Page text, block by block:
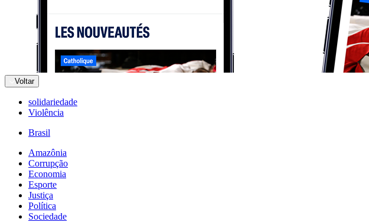
Voltar
solidariedade
Violência
Brasil
Amazônia
Corrupção
Economia
Esporte
Justiça
Política
Sociedade